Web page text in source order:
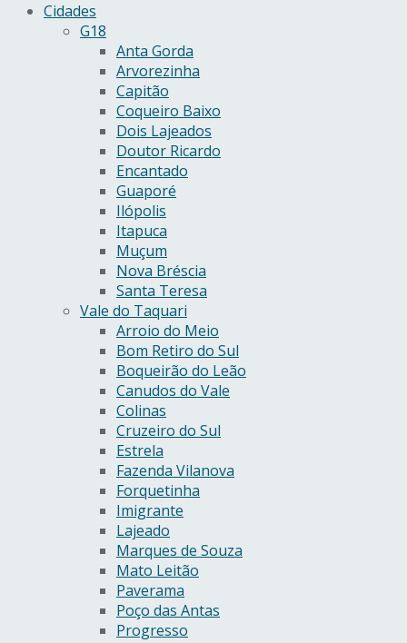
Cidades
G18
Anta Gorda
Arvorezinha
Capitão
Coqueiro Baixo
Dois Lajeados
Doutor Ricardo
Encantado
Guaporé
Ilópolis
Itapuca
Muçum
Nova Bréscia
Santa Teresa
Vale do Taquari
Arroio do Meio
Bom Retiro do Sul
Boqueirão do Leão
Canudos do Vale
Colinas
Cruzeiro do Sul
Estrela
Fazenda Vilanova
Forquetinha
Imigrante
Lajeado
Marques de Souza
Mato Leitão
Paverama
Poço das Antas
Progresso